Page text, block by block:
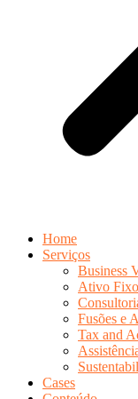
Home
Serviços
Business
Ativo Fixo
Fusões e
Tax and
Cases